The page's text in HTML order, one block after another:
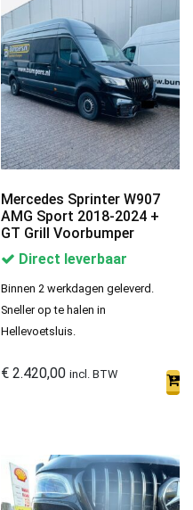
Mercedes Sprinter W907
AMG Sport 2018-2024 +
GT Grill Voorbumper
Direct leverbaar
Binnen 2 werkdagen geleverd.
Sneller op te halen in
Hellevoetsluis.
€ 2.420,00 incl. BTW